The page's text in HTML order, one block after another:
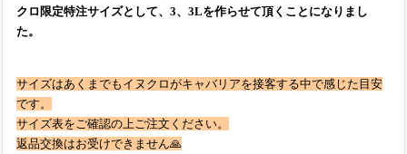
クロ限定特注サイズとして、3、3Lを作らせて頂くことになりまし
た。
サイズはあくまでもイヌクロがキャバリアを接客する中で感じた目安
です。
サイズ表をご確認の上ご注文ください。
返品交換はお受けできません🙏